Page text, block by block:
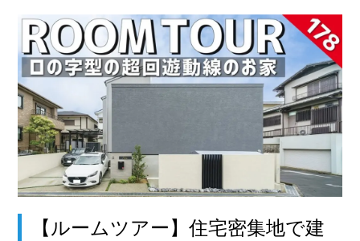
【ルームツアー】住宅密集地で建